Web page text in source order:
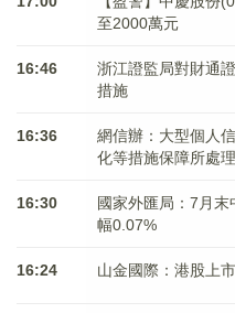
至2000萬元
16:46
浙江證監局對財通
措施
16:36
網信辦：大型個人
化等措施保障所處
16:30
國家外匯局：7月
幅0.07%
16:24 山金國際：港股上